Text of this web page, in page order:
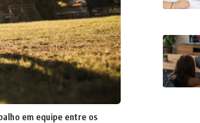
em equipe entre os